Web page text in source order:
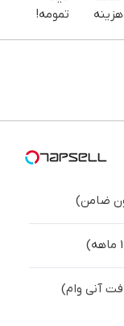
هزینه
کننده
تمومه!
آنی وام)